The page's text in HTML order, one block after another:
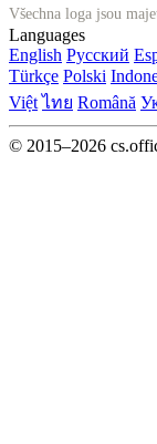
Všechna loga jsou
Languages
English Русский
Türkçe Polski
Việt ไทย Română
© 2015–2026